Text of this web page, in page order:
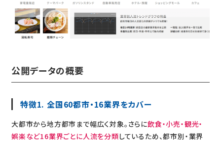
公開データの概要
特徴1. 全国60都市・16業界をカバー
大都市から地方都市まで幅広く対象。さらに飲食・小売・観光・
娯楽など16業界ごとに人流を分類しているため、都市別・業界